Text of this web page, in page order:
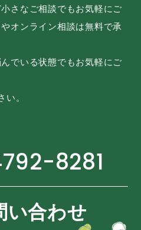
さなご相談でもお気軽にご
オンライン相談は無料で承
でいる状態でもお気軽にご
。
8281
い合わせ